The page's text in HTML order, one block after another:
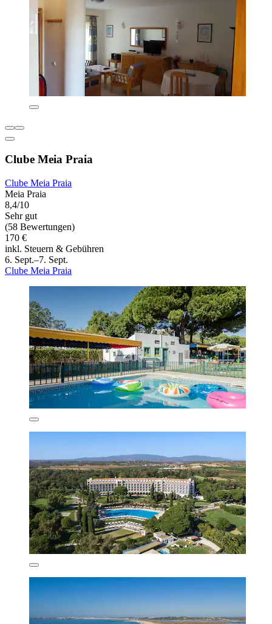
Clube Meia Praia
Clube Meia Praia
Meia Praia
8,4/10
Sehr gut
(58 Bewertungen)
170 €
inkl. Steuern & Gebühren
6. Sept.–7. Sept.
Clube Meia Praia